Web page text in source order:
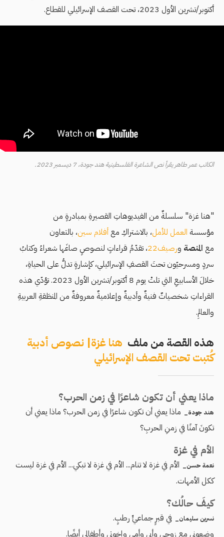
أكتوبر/تشرين الأول 2023، تحت القصف الإسرائيلي للقطاع.
الكاتب عمر طاهر يقرأ نص الشاعرة الفلسطينية هند جودة، 7 ديسمبر 2023.
"هنا غزة" سلسلةٌ من الفيديوهاتِ القصيرةِ بمبادرةٍ من
مؤسسة العمل للأمل، بالاشتراكِ معأفلام سين، بالتعاون
مع المنصة ورصيف22
، تقدّمُ قراءاتٍ لنصوصٍ صاغَها شعراءُ وكتابُ
سردٍ ومسرحيّون تحتَ القصفِ الإسرائيلي، كإشارةٍ تدلُّ على الحياةِ،
خلالَ الأسابيعِ التي تلتْ يوم 8 أكتوبر/تشرين الأول 2023. تؤدّي هذه
القراءاتِ شخصياتٌ فنيةٌ وأدبيةٌ وإعلاميةٌ معروفةٌ من المنطَقةِ العربيةِ
والعالمِ.
هذه القصة من ملف هنا غزة| نصوص أدبية
كُتبت تحت القصف الإسرائيلي
ماذا يعني أن تكون شاعرًا في زمن الحرب؟
هند جودة_ ماذا يعني أن تكون شاعرًا في زمن الحرب؟ ماذا يعني أن
تكونَ آمنًا في زمنِ الحربِ؟
الأم في غزة
نعمة حسن_ الأم في غزة لا تنام... الأم في غزة لا تبكي... الأم في غزة ليست
ككل الأمهات.
كيفَ حالُك؟
نسرين سليمان_ في قبرٍ جماعيٍّ رطبٍ.
وضعوني مع زوجي وأبي وأمي وإخوتي وأطفالي أيضًا.